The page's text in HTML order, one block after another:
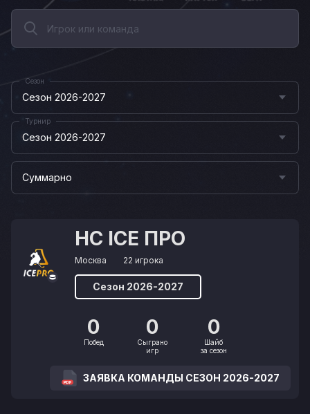
Сезон 2026-2027
Сезон
Сезон 2026-2027
Турнир
Суммарно
HC ICE ПРО
Москва 22 игрока
Сезон 2026-2027
0
Побед
0
Сыграно
игр
0
Шайб
за сезон
ЗАЯВКА КОМАНДЫ СЕЗОН 2026-2027